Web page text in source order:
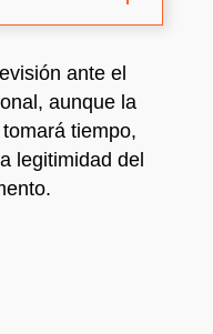
ante el
aunque la
tiempo,
legitimidad del